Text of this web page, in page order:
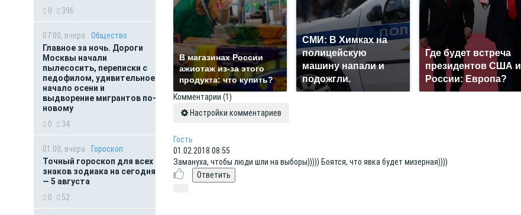
0
396
07:00, вчера
Общество
Главное за ночь. Дороги
Москвы начали
пылесосить, переписки с
педофилом, удивительное
начало осени и
выдворение мигрантов по-
новому
0
34
01:00, вчера
Гороскоп
Точный гороскоп для всех
знаков зодиака на сегодня
— 5 августа
0
52
В магазинах России
ажиотаж из-за этого
продукта: что купить?
СМИ: В Химках на
полицейскую
машину напали и
подожгли.
Где будет встреча
президентов США и
России: Европа?
Комментарии (1)
Настройки комментариев
Гость
01.02.2018 08:55
Замануха, чтобы люди шли на выборы))))) Боятся, что явка будет мизерная))))